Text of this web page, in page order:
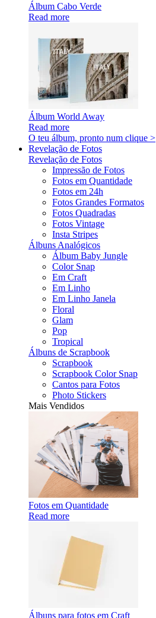
Álbum Cabo Verde
Read more
Álbum World Away
Read more
O teu álbum, pronto num clique >
Revelação de Fotos
Revelação de Fotos
Impressão de Fotos
Fotos em Quantidade
Fotos em 24h
Fotos Grandes Formatos
Fotos Quadradas
Fotos Vintage
Insta Stripes
Álbuns Analógicos
Álbum Baby Jungle
Color Snap
Em Craft
Em Linho
Em Linho Janela
Floral
Glam
Pop
Tropical
Álbuns de Scrapbook
Scrapbook
Scrapbook Color Snap
Cantos para Fotos
Photo Stickers
Mais Vendidos
Fotos em Quantidade
Read more
Álbuns para fotos em Craft